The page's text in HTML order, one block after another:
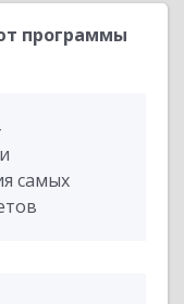
программы
самых